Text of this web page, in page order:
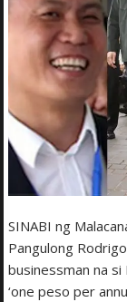
SINABI ng
Pangulong
businessman na si
‘one peso per